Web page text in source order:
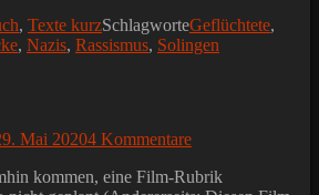
, Texte kurzSchlagworteGeflüchtete,
, Nazis, Rassismus, Solingen
Mai 20204 Kommentare
kommen, eine Film-Rubrik